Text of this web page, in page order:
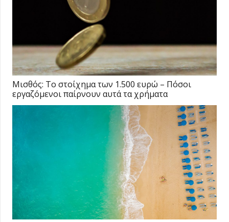
Μισθός: Το στοίχημα των 1.500 ευρώ – Πόσοι
εργαζόμενοι παίρνουν αυτά τα χρήματα